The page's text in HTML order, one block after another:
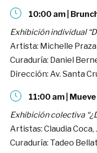
10:00 am |
Exhibición individual
Artista: Michelle
Curaduría: Daniel
Dirección: Av. Santa
11:00 am |
Exhibición colectiva
Artistas: Claudia
Curaduría: Tadeo